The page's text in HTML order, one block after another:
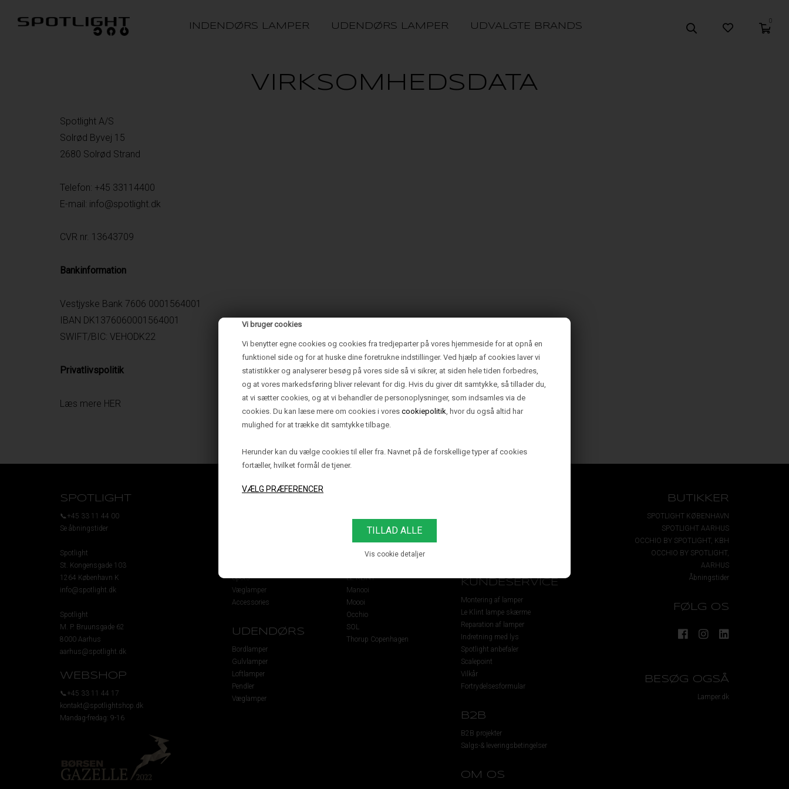
Vi bruger cookies
Vi benytter egne cookies og cookies fra tredjeparter på vores hjemmeside for at opnå en
funktionel side og for at huske dine foretrukne indstillinger. Ved hjælp af cookies laver vi
statistikker og analyserer besøg på vores side så vi sikrer, at siden hele tiden forbedres,
og at vores markedsføring bliver relevant for dig. Hvis du giver dit samtykke, så tillader du,
at vi sætter cookies, og at vi behandler de personoplysninger, som indsamles via de
cookies. Du kan læse mere om cookies i vores cookiepolitik , hvor du også altid har
mulighed for at trække dit samtykke tilbage.
Herunder kan du vælge cookies til eller fra. Navnet på de forskellige typer af cookies
fortæller, hvilket formål de tjener.
Vis cookie detaljer
INDENDØRS LAMPER UDENDØRS LAMPER UDVALGTE BRANDS
0
VIRKSOMHEDSDATA
Spotlight A/S
Solrød Byvej 15
2680 Solrød Strand
Telefon: +45 33114400
E-mail: info@spotlight.dk
CVR nr. 13643709
Bankinformation
Vestjyske Bank 7606 0001564001
IBAN DK1376060001564001
SWIFT/BIC: VEHODK22
Privatlivspolitik
Læs mere HER
SPOTLIGHT
📞+45 33 11 44 00
Se åbningstider
Spotlight
St. Kongensgade 103
1264 København K
info@spotlight.dk
Spotlight
M. P. Bruunsgade 62
8000 Aarhus
aarhus@spotlight.dk
WEBSHOP
📞+45 33 11 44 17
kontakt@spotlightshop.dk
Mandag-fredag: 9-16
Spots
Væglamper
Accessories
UDENDØRS
Bordlamper
Gulvlamper
Loftlamper
Pendler
Væglamper
Grau
Imagilights
LE KLINT
Manooi
Moooi
Occhio
SOL
Thorup Copenhagen
KUNDESERVICE
Montering af lamper
Le Klint lampe skærme
Reparation af lamper
Indretning med lys
Spotlight anbefaler
Scalepoint
Vilkår
Fortrydelsesformular
B2B
B2B projekter
Salgs-& leveringsbetingelser
OM OS
BUTIKKER
SPOTLIGHT KØBENHAVN
SPOTLIGHT AARHUS
OCCHIO BY SPOTLIGHT, KBH
OCCHIO BY SPOTLIGHT,
AARHUS
Åbningstider
FØLG OS
BESØG OGSÅ
Lamper.dk